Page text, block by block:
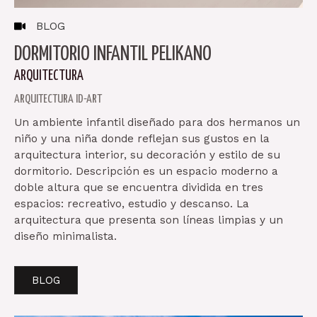
BLOG
DORMITORIO INFANTIL PELIKANO
ARQUITECTURA
ARQUITECTURA ID-ART
Un ambiente infantil diseñado para dos hermanos un
niño y una niña donde reflejan sus gustos en la
arquitectura interior, su decoración y estilo de su
dormitorio. Descripción es un espacio moderno a
doble altura que se encuentra dividida en tres
espacios: recreativo, estudio y descanso. La
arquitectura que presenta son líneas limpias y un
diseño minimalista.
BLOG